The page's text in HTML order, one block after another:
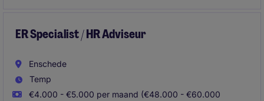
kunnen presteren.
ER Specialist / HR Adviseur
Enschede
Temp
€4.000 - €5.000 per maand (€48.000 - €60.000